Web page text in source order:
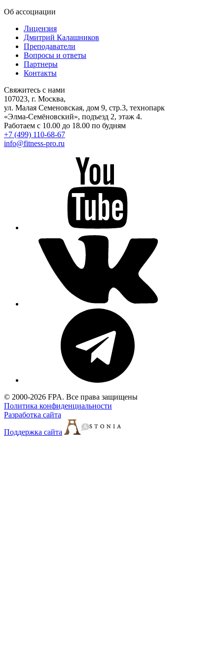
Об ассоциации
Лицензия
Дмитрий Калашников
Преподаватели
Вопросы и ответы
Партнеры
Контакты
Свяжитесь с нами
107023, г. Москва,
ул. Малая Семеновская, дом 9, стр.3, технопарк
«Элма-Семёновский», подъезд 2, этаж 4.
Работаем с 10.00 до 18.00 по будням
+7 (499) 110-68-67
info@fitness-pro.ru
© 2000-2026 FPA. Все права защищены
Политика конфиденциальности
Разработка сайта
Поддержка сайта